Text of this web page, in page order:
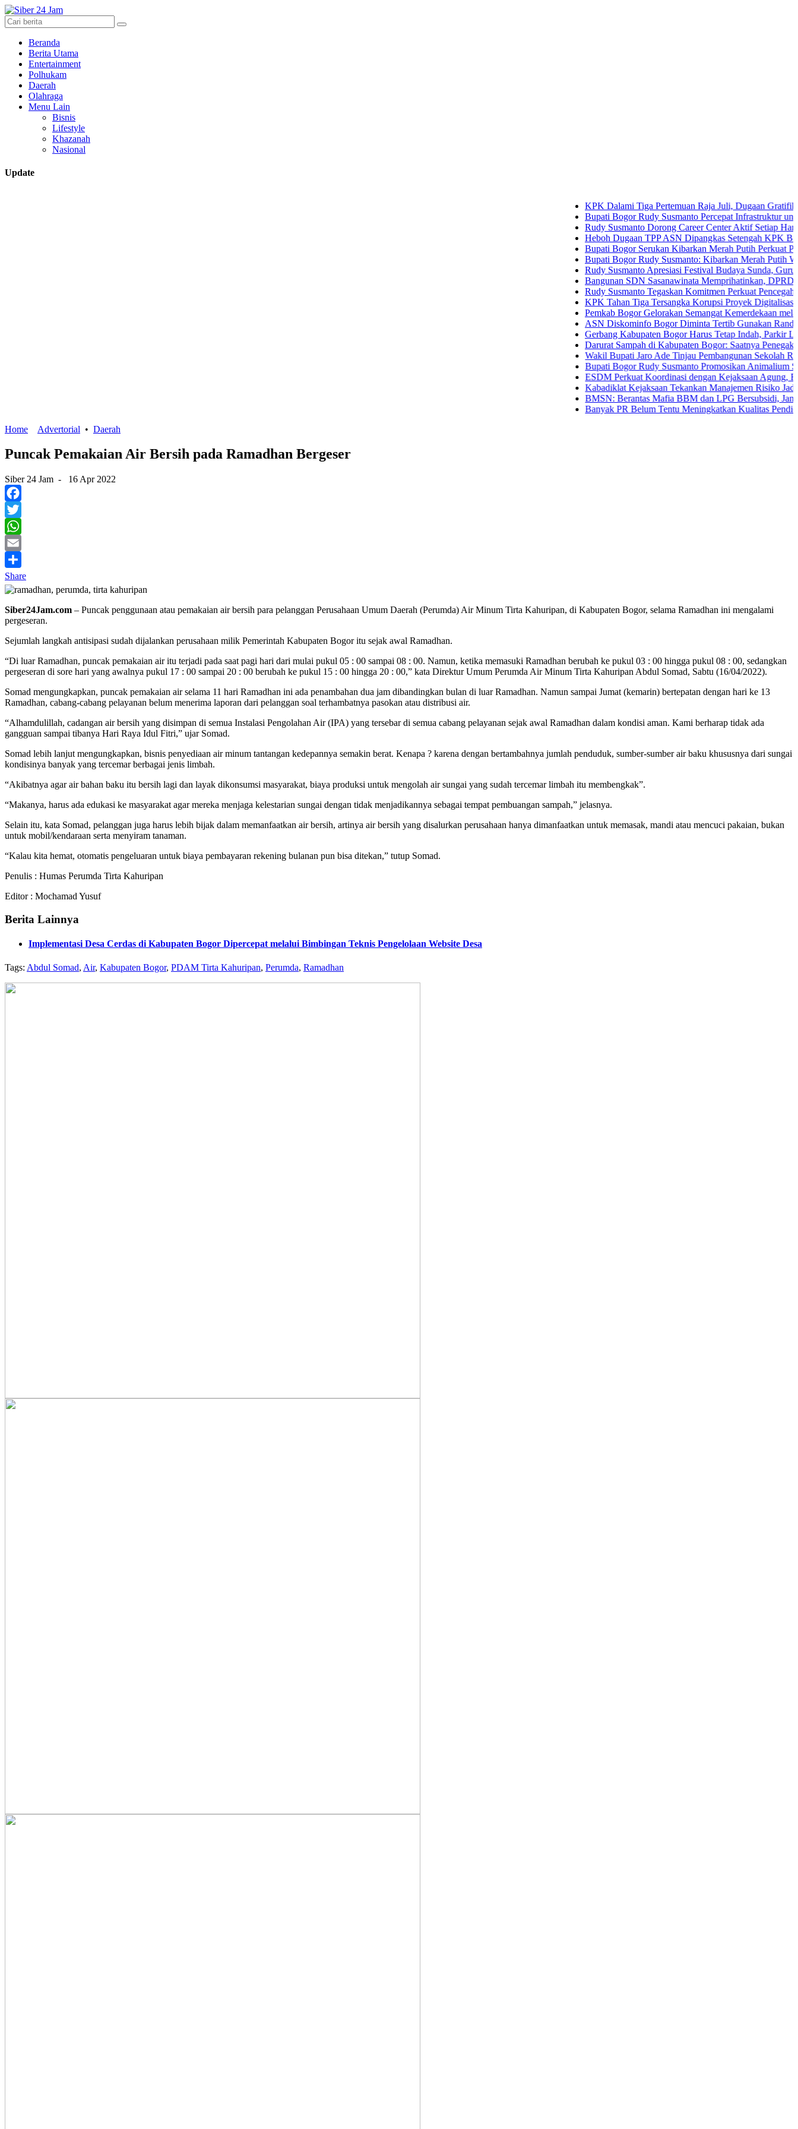
Beranda
Berita Utama
Entertainment
Polhukam
Daerah
Olahraga
Menu Lain
Bisnis
Lifestyle
Khazanah
Nasional
Update
KPK Dalami Tiga Pertemuan Raja Juli, Dugaan Gratifikasi
Bupati Bogor Rudy Susmanto Percepat Infrastruktur untuk
Rudy Susmanto Dorong Career Center Aktif Setiap Hari Perluas
Heboh Dugaan TPP ASN Dipangkas Setengah KPK Bidik
Bupati Bogor Serukan Kibarkan Merah Putih Perkuat Persatuan
Bupati Bogor Rudy Susmanto: Kibarkan Merah Putih Wujud
Rudy Susmanto Apresiasi Festival Budaya Sunda, Guru PAUD
Bangunan SDN Sasanawinata Memprihatinkan, DPRD Bogor
Rudy Susmanto Tegaskan Komitmen Perkuat Pencegahan
KPK Tahan Tiga Tersangka Korupsi Proyek Digitalisasi SPBU
Pemkab Bogor Gelorakan Semangat Kemerdekaan melalui
ASN Diskominfo Bogor Diminta Tertib Gunakan Randis
Gerbang Kabupaten Bogor Harus Tetap Indah, Parkir Liar dan
Darurat Sampah di Kabupaten Bogor: Saatnya Penegakan
Wakil Bupati Jaro Ade Tinjau Pembangunan Sekolah Rakyat di
Bupati Bogor Rudy Susmanto Promosikan Animalium Sebagai
ESDM Perkuat Koordinasi dengan Kejaksaan Agung, Fokus
Kabadiklat Kejaksaan Tekankan Manajemen Risiko Jadi Budaya
BMSN: Berantas Mafia BBM dan LPG Bersubsidi, Jangan
Banyak PR Belum Tentu Meningkatkan Kualitas Pendidikan
Home
Advertorial • Daerah
Puncak Pemakaian Air Bersih pada Ramadhan Bergeser
Siber 24 Jam - 16 Apr 2022
Facebook
Twitter
WhatsApp
Email
Share
Siber24Jam.com – Puncak penggunaan atau pemakaian air bersih para pelanggan Perusahaan Umum Daerah (Perumda) Air Minum Tirta Kahuripan, di Kabupaten Bogor, selama Ramadhan ini mengalami
pergeseran.
Sejumlah langkah antisipasi sudah dijalankan perusahaan milik Pemerintah Kabupaten Bogor itu sejak awal Ramadhan.
“Di luar Ramadhan, puncak pemakaian air itu terjadi pada saat pagi hari dari mulai pukul 05 : 00 sampai 08 : 00. Namun, ketika memasuki Ramadhan berubah ke pukul 03 : 00 hingga pukul 08 : 00, sedangkan
pergeseran di sore hari yang awalnya pukul 17 : 00 sampai 20 : 00 berubah ke pukul 15 : 00 hingga 20 : 00,” kata Direktur Umum Perumda Air Minum Tirta Kahuripan Abdul Somad, Sabtu (16/04/2022).
Somad mengungkapkan, puncak pemakaian air selama 11 hari Ramadhan ini ada penambahan dua jam dibandingkan bulan di luar Ramadhan. Namun sampai Jumat (kemarin) bertepatan dengan hari ke 13
Ramadhan, cabang-cabang pelayanan belum menerima laporan dari pelanggan soal terhambatnya pasokan atau distribusi air.
“Alhamdulillah, cadangan air bersih yang disimpan di semua Instalasi Pengolahan Air (IPA) yang tersebar di semua cabang pelayanan sejak awal Ramadhan dalam kondisi aman. Kami berharap tidak ada
gangguan sampai tibanya Hari Raya Idul Fitri,” ujar Somad.
Somad lebih lanjut mengungkapkan, bisnis penyediaan air minum tantangan kedepannya semakin berat. Kenapa ? karena dengan bertambahnya jumlah penduduk, sumber-sumber air baku khususnya dari sungai
kondisinya banyak yang tercemar berbagai jenis limbah.
“Akibatnya agar air bahan baku itu bersih lagi dan layak dikonsumsi masyarakat, biaya produksi untuk mengolah air sungai yang sudah tercemar limbah itu membengkak”.
“Makanya, harus ada edukasi ke masyarakat agar mereka menjaga kelestarian sungai dengan tidak menjadikannya sebagai tempat pembuangan sampah,” jelasnya.
Selain itu, kata Somad, pelanggan juga harus lebih bijak dalam memanfaatkan air bersih, artinya air bersih yang disalurkan perusahaan hanya dimanfaatkan untuk memasak, mandi atau mencuci pakaian, bukan
untuk mobil/kendaraan serta menyiram tanaman.
“Kalau kita hemat, otomatis pengeluaran untuk biaya pembayaran rekening bulanan pun bisa ditekan,” tutup Somad.
Penulis : Humas Perumda Tirta Kahuripan
Editor : Mochamad Yusuf
Berita Lainnya
Implementasi Desa Cerdas di Kabupaten Bogor Dipercepat melalui Bimbingan Teknis Pengelolaan Website Desa
Tags: Abdul Somad, Air, Kabupaten Bogor, PDAM Tirta Kahuripan, Perumda, Ramadhan